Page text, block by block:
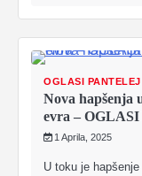
OGLASI PANTELEJ
Nova hapšenja
evra –
1 Aprila, 2025
U toku je